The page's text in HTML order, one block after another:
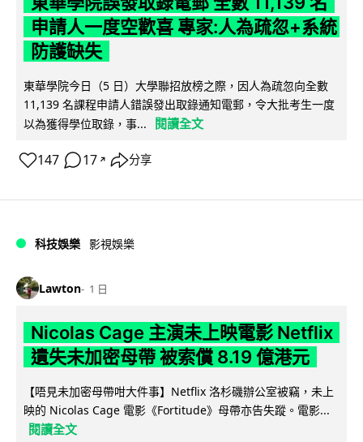
申請人一度空歡喜 專家:人為疏忽+系統
防護缺失
東華學院今日（5 日）大學聯招放榜之際，因人為疏忽向全數
11,139 名課程申請人錯誤發出取錄通知電郵，令大批考生一度
以為獲得學位取錄，事...
閱讀全文
147 17 ↗ 分享
科技娛樂 影視娛樂
Lawton 1 日
Nicolas Cage 主演未上映電影 Netflix
遺失未加密母帶 被索償 8.19 億港元
【唔見未加密母帶咁大件事】Netflix 洛杉磯辦公室被竊，未上
映的 Nicolas Cage 電影《Fortitude》母帶亦告失蹤。電影...
閱讀全文